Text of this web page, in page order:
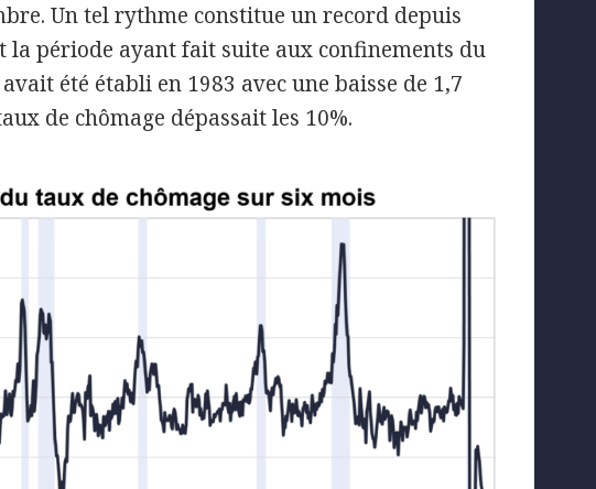
Un tel rythme constitue un record depuis
la période ayant fait suite aux confinements du
été établi en 1983 avec une baisse de 1,7
de chômage dépassait les 10%.